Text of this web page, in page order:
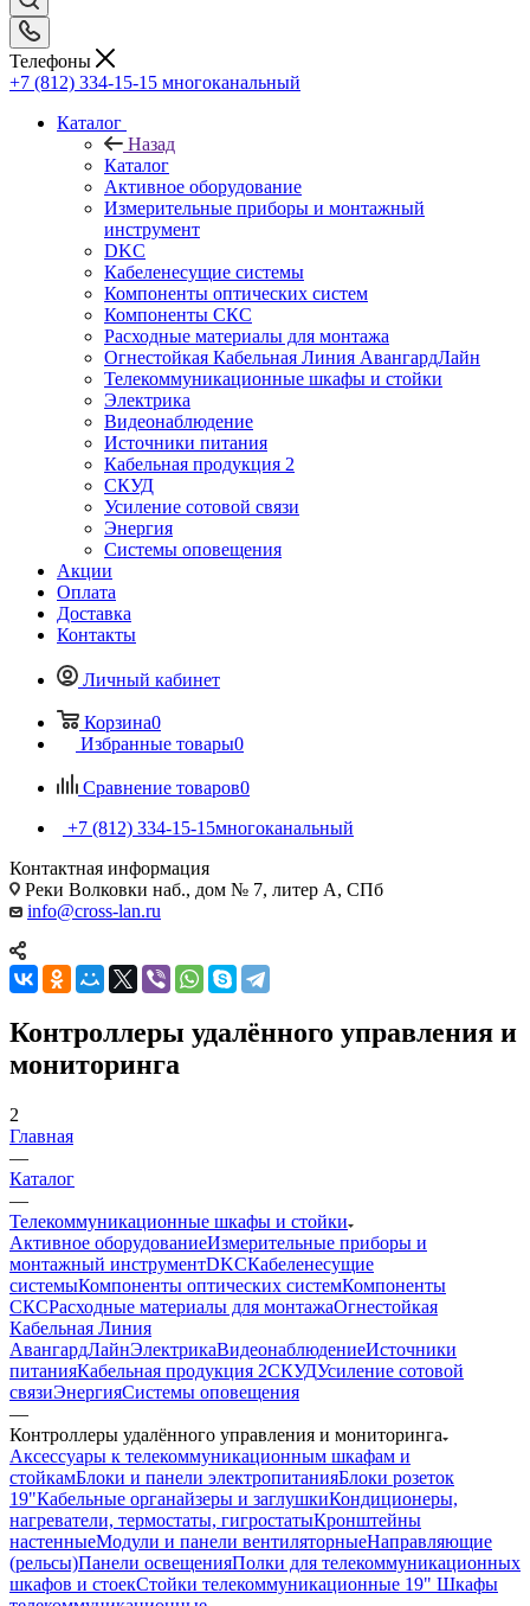
Телефоны
+7 (812) 334-15-15 многоканальный
Каталог
Назад
Каталог
Активное оборудование
Измерительные приборы и монтажный
инструмент
DKC
Кабеленесущие системы
Компоненты оптических систем
Компоненты СКС
Расходные материалы для монтажа
Огнестойкая Кабельная Линия АвангардЛайн
Телекоммуникационные шкафы и стойки
Электрика
Видеонаблюдение
Источники питания
Кабельная продукция 2
СКУД
Усиление сотовой связи
Энергия
Системы оповещения
Акции
Оплата
Доставка
Контакты
Личный кабинет
Корзина0
Избранные товары0
Сравнение товаров0
+7 (812) 334-15-15многоканальный
Контактная информация
Реки Волковки наб., дом № 7, литер А, СПб
info@cross-lan.ru
Контроллеры удалённого управления и
мониторинга
2
Главная
—
Каталог
—
Телекоммуникационные шкафы и стойки
Активное оборудованиеИзмерительные приборы и
монтажный инструментDKCКабеленесущие
системыКомпоненты оптических системКомпоненты
СКСРасходные материалы для монтажаОгнестойкая
Кабельная Линия
АвангардЛайнЭлектрикаВидеонаблюдениеИсточники
питанияКабельная продукция 2СКУДУсиление сотовой
связиЭнергияСистемы оповещения
—
Контроллеры удалённого управления и мониторинга
Аксессуары к телекоммуникационным шкафам и
стойкамБлоки и панели электропитанияБлоки розеток
19"Кабельные органайзеры и заглушкиКондиционеры,
нагреватели, термостаты, гигростатыКронштейны
настенныеМодули и панели вентиляторныеНаправляющие
(рельсы)Панели освещенияПолки для телекоммуникационных
шкафов и стоекСтойки телекоммуникационные 19" Шкафы